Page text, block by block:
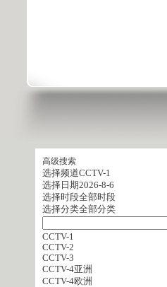
高级搜索
选择频道CCTV-1
选择日期2026-8-6
选择时段全部时段
选择分类全部分类
CCTV-1
CCTV-2
CCTV-3
CCTV-4亚洲
CCTV-4欧洲